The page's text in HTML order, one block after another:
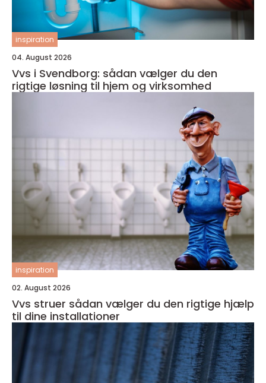
inspiration
04. August 2026
Vvs i Svendborg: sådan vælger du den
rigtige løsning til hjem og virksomhed
inspiration
02. August 2026
Vvs struer sådan vælger du den rigtige hjælp
til dine installationer